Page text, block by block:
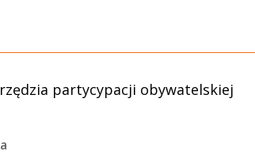
partycypacji obywatelskiej